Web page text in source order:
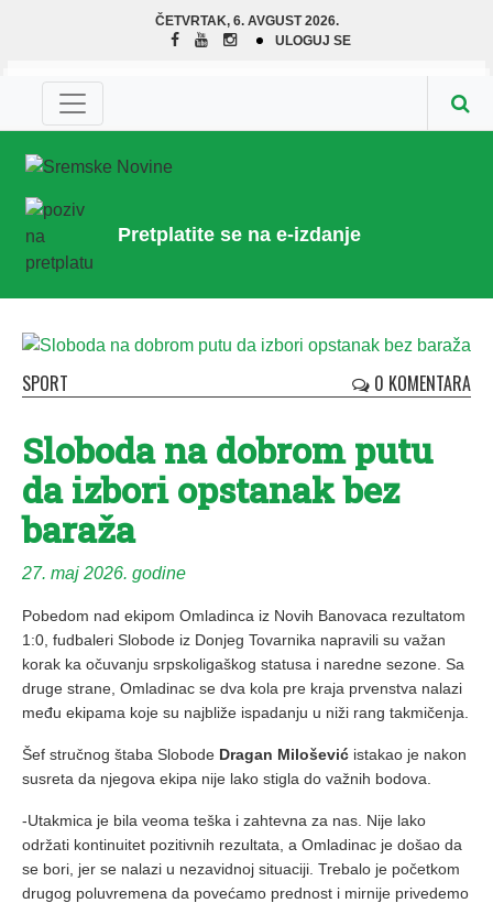
ČETVRTAK, 6. AVGUST 2026.
ULOGUJ SE
Pretplatite se na e-izdanje
SPORT 0 KOMENTARA
Sloboda na dobrom putu
da izbori opstanak bez
baraža
27. maj 2026. godine
Pobedom nad ekipom Omladinca iz Novih Banovaca rezultatom
1:0, fudbaleri Slobode iz Donjeg Tovarnika napravili su važan
korak ka očuvanju srpskoligaškog statusa i naredne sezone. Sa
druge strane, Omladinac se dva kola pre kraja prvenstva nalazi
među ekipama koje su najbliže ispadanju u niži rang takmičenja.
Šef stručnog štaba Slobode Dragan Milošević istakao je nakon
susreta da njegova ekipa nije lako stigla do važnih bodova.
-Utakmica je bila veoma teška i zahtevna za nas. Nije lako
održati kontinuitet pozitivnih rezultata, a Omladinac je došao da
se bori, jer se nalazi u nezavidnoj situaciji. Trebalo je početkom
drugog poluvremena da povećamo prednost i mirnije privedemo